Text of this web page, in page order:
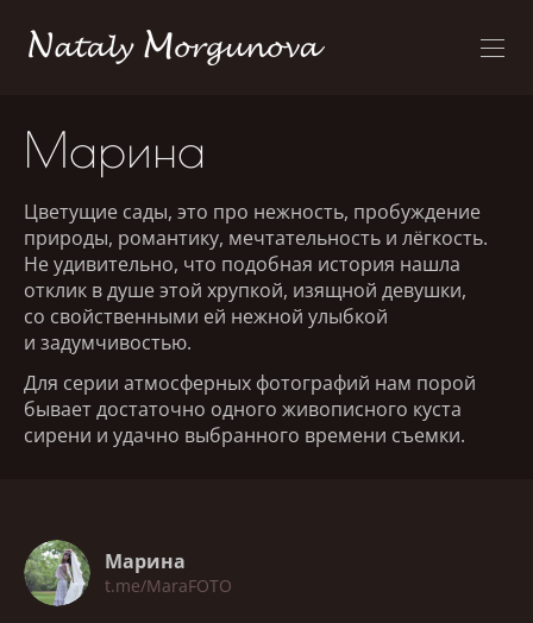
Марина
Цветущие сады, это про нежность, пробуждение
природы, романтику, мечтательность и лёгкость.
Не удивительно, что подобная история нашла
отклик в душе этой хрупкой, изящной девушки,
со свойственными ей нежной улыбкой
и задумчивостью.
Для серии атмосферных фотографий нам порой
бывает достаточно одного живописного куста
сирени и удачно выбранного времени съемки.
Марина
t.me/MaraFOTO